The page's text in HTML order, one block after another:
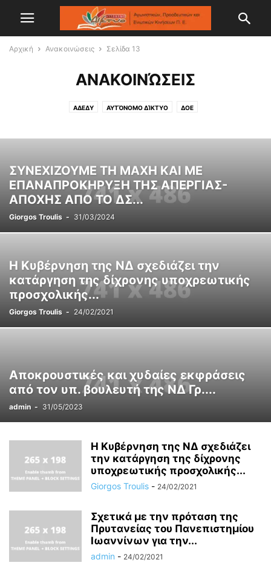
Αρχική Ανακοινώσεις Σελίδα 13
ΑΝΑΚΟΙΝΏΣΕΙΣ
ΑΔΕΔΥ ΑΥΤΌΝΟΜΟ ΔΊΚΤΥΟ ΔΟΕ
ΣΥΝΕΧΙΖΟΥΜΕ ΤΗ ΜΑΧΗ ΚΑΙ ΜΕ
ΕΠΑΝΑΠΡΟΚΗΡΥΞΗ ΤΗΣ ΑΠΕΡΓΙΑΣ-
ΑΠΟΧΗΣ ΑΠΟ ΤΟ ΔΣ...
Giorgos Troulis - 31/03/2024
Η Κυβέρνηση της ΝΔ σχεδιάζει την
κατάργηση της δίχρονης υποχρεωτικής
προσχολικής...
Giorgos Troulis - 24/02/2021
Αποκρουστικές και χυδαίες εκφράσεις
από τον υπ. βουλευτή της ΝΔ Γρ....
admin - 31/05/2023
Η Κυβέρνηση της ΝΔ σχεδιάζει
την κατάργηση της δίχρονης
υποχρεωτικής προσχολικής...
Giorgos Troulis - 24/02/2021
Σχετικά με την πρόταση της
Πρυτανείας του Πανεπιστημίου
Ιωαννίνων για την...
admin - 24/02/2021